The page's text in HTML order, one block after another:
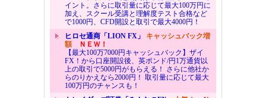
イント。さらに取引量に応じて最大100万円に
加え、スクール受講と理解度テスト合格など
で1000円、CFD開設と取引で最大4000円！
ヒロセ通商「LION FX」 キャッシュバック増
額ＮＥＷ！
【最大100万7000円キャッシュバック】ザイ
FX！から口座開設後、英ポンド/円1万通貨以
上の取引で5000円がもらえる！ さらに他社か
らのりかえなら2000円！ 取引量に応じて最大
100万円のチャンスも！